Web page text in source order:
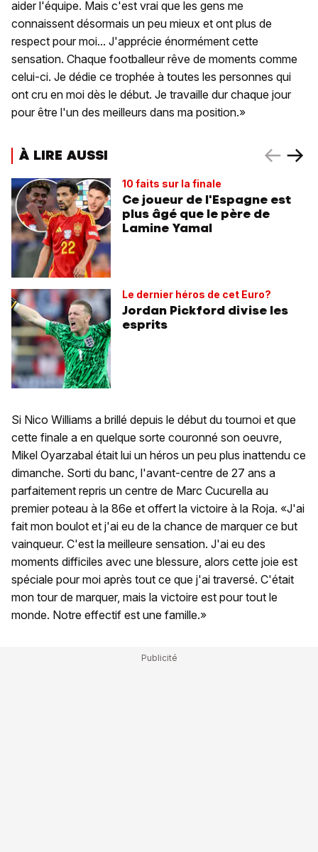
aider l'équipe. Mais c'est vrai que les gens me
connaissent désormais un peu mieux et ont plus de
respect pour moi... J'apprécie énormément cette
sensation. Chaque footballeur rêve de moments comme
celui-ci. Je dédie ce trophée à toutes les personnes qui
ont cru en moi dès le début. Je travaille dur chaque jour
pour être l'un des meilleurs dans ma position.»
À LIRE AUSSI
10 faits sur la finale
Ce joueur de l'Espagne est
plus âgé que le père de
Lamine Yamal
Le dernier héros de cet Euro?
Jordan Pickford divise les
esprits
Si Nico Williams a brillé depuis le début du tournoi et que
cette finale a en quelque sorte couronné son oeuvre,
Mikel Oyarzabal était lui un héros un peu plus inattendu ce
dimanche. Sorti du banc, l'avant-centre de 27 ans a
parfaitement repris un centre de Marc Cucurella au
premier poteau à la 86e et offert la victoire à la Roja. «J'ai
fait mon boulot et j'ai eu de la chance de marquer ce but
vainqueur. C'est la meilleure sensation. J'ai eu des
moments difficiles avec une blessure, alors cette joie est
spéciale pour moi après tout ce que j'ai traversé. C'était
mon tour de marquer, mais la victoire est pour tout le
monde. Notre effectif est une famille.»